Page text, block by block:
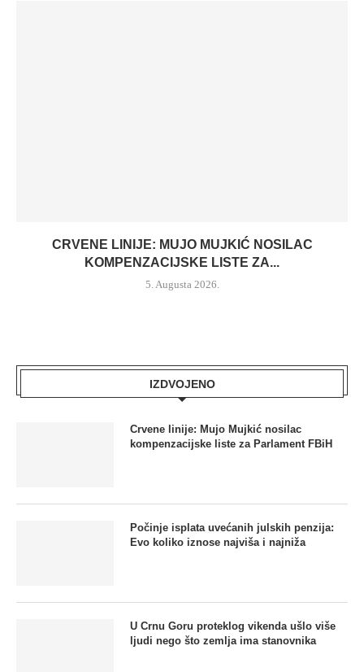
CRVENE LINIJE: MUJO MUJKIĆ NOSILAC
KOMPENZACIJSKE LISTE ZA...
5. Augusta 2026.
IZDVOJENO
Crvene linije: Mujo Mujkić nosilac
kompenzacijske liste za Parlament FBiH
Počinje isplata uvećanih julskih penzija:
Evo koliko iznose najviša i najniža
U Crnu Goru proteklog vikenda ušlo više
ljudi nego što zemlja ima stanovnika